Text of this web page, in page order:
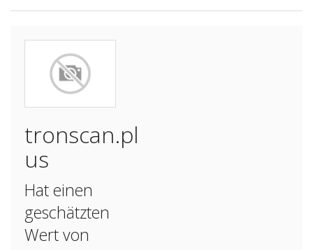
tronscan.pl
us
Hat einen
geschätzten
Wert von